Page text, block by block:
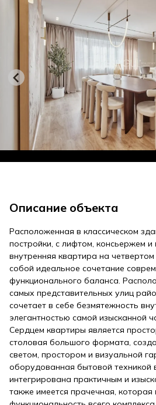
Описание объекта
Расположенная в классическом
постройки, с лифтом, консьержем
внутренняя квартира на
собой идеальное сочетание
функционального баланса.
самых представительных улиц
сочетает в себе безмятежность
элегантностью самой изысканной
Сердцем квартиры является
столовая большого формата,
светом, простором и визуальной
оборудованная бытовой техникой
интегрирована практичным и
также имеется прачечная,